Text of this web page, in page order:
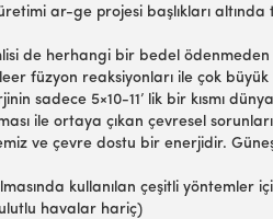
üretimi ar-ge projesi başlıkları
de herhangi bir bedel
füzyon reaksiyonları ile çok
sadece 5×10-11’ lik bir kısmı
ile ortaya çıkan çevresel
ve çevre dostu bir enerjidir.
kullanılan çeşitli yöntemler
havalar hariç)